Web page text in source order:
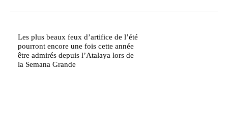
Les plus beaux feux d’artifice de l’été
pourront encore une fois cette année
être admirés depuis l’Atalaya lors de
la Semana Grande